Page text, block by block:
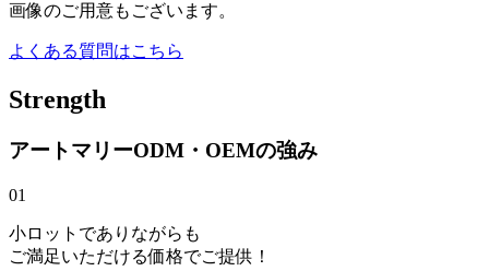
画像のご用意もございます。
よくある質問はこちら
Strength
アートマリーODM・OEMの強み
01
小ロットでありながらも
ご満足いただける価格でご提供！